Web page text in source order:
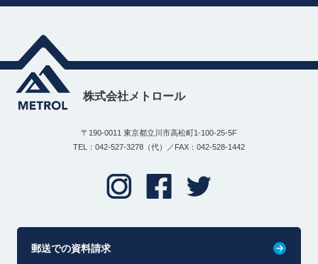
株式会社メトロール
〒190-0011 東京都立川市高松町1-100-25-5F
TEL：042-527-3278（代）／FAX：042-528-1442
郵送での資料請求